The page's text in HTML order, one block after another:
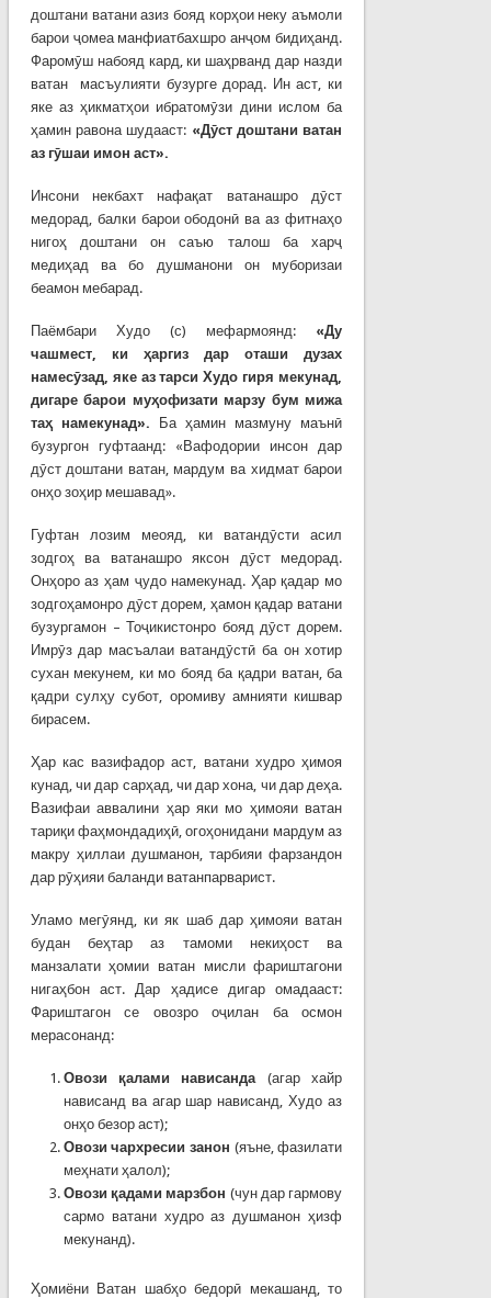
доштани ватани азиз бояд корҳои неку аъмоли
барои ҷомеа манфиатбахшро анҷом бидиҳанд.
Фаромӯш набояд кард, ки шаҳрванд дар назди
ватан масъулияти бузурге дорад. Ин аст, ки
яке аз ҳикматҳои ибратомӯзи дини ислом ба
ҳамин равона шудааст: «Дӯст доштани ватан
аз гӯшаи имон аст».
Инсони некбахт нафақат ватанашро дӯст
медорад, балки барои ободонӣ ва аз фитнаҳо
нигоҳ доштани он саъю талош ба харҷ
медиҳад ва бо душманони он муборизаи
беамон мебарад.
Паёмбари Худо (с) мефармоянд: «Ду
чашмест, ки ҳаргиз дар оташи дузах
намесӯзад, яке аз тарси Худо гиря мекунад,
дигаре барои муҳофизати марзу бум мижа
таҳ намекунад». Ба ҳамин мазмуну маънӣ
бузургон гуфтаанд: «Вафодории инсон дар
дӯст доштани ватан, мардум ва хидмат барои
онҳо зоҳир мешавад».
Гуфтан лозим меояд, ки ватандӯсти асил
зодгоҳ ва ватанашро яксон дӯст медорад.
Онҳоро аз ҳам ҷудо намекунад. Ҳар қадар мо
зодгоҳамонро дӯст дорем, ҳамон қадар ватани
бузургамон – Тоҷикистонро бояд дӯст дорем.
Имрӯз дар масъалаи ватандӯстӣ ба он хотир
сухан мекунем, ки мо бояд ба қадри ватан, ба
қадри сулҳу субот, оромиву амнияти кишвар
бирасем.
Ҳар кас вазифадор аст, ватани худро ҳимоя
кунад, чи дар сарҳад, чи дар хона, чи дар деҳа.
Вазифаи аввалини ҳар яки мо ҳимояи ватан
тариқи фаҳмондадиҳӣ, огоҳонидани мардум аз
макру ҳиллаи душманон, тарбияи фарзандон
дар рӯҳияи баланди ватанпарварист.
Уламо мегӯянд, ки як шаб дар ҳимояи ватан
будан беҳтар аз тамоми некиҳост ва
манзалати ҳомии ватан мисли фариштагони
нигаҳбон аст. Дар ҳадисе дигар омадааст:
Фариштагон се овозро оҷилан ба осмон
мерасонанд:
Овози қалами нависанда (агар хайр
нависанд ва агар шар нависанд, Худо аз
онҳо безор аст);
Овози чархресии занон (яъне, фазилати
меҳнати ҳалол);
Овози қадами марзбон (чун дар гармову
сармо ватани худро аз душманон ҳизф
мекунанд).
Ҳомиёни Ватан шабҳо бедорӣ мекашанд, то